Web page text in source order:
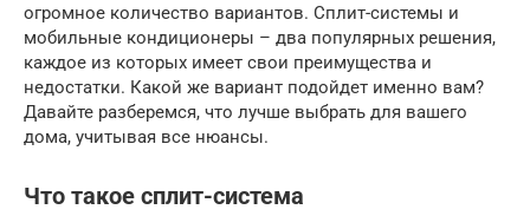
огромное количество вариантов. Сплит-системы и
мобильные кондиционеры – два популярных решения,
каждое из которых имеет свои преимущества и
недостатки. Какой же вариант подойдет именно вам?
Давайте разберемся, что лучше выбрать для вашего
дома, учитывая все нюансы.
Что такое сплит-система